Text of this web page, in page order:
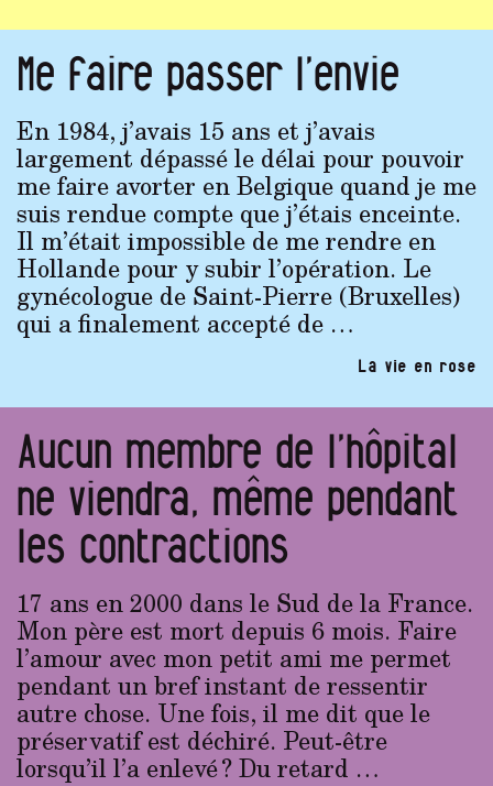
Me faire passer l’envie
En 1984, j’avais 15 ans et j’avais
largement dépassé le délai pour pouvoir
me faire avorter en Belgique quand je me
suis rendue compte que j’étais enceinte.
Il m’était impossible de me rendre en
Hollande pour y subir l’opération. Le
gynécologue de Saint-Pierre (Bruxelles)
qui a finalement accepté de …
La vie en rose
Aucun membre de l’hôpital
ne viendra, même pendant
les contractions
17 ans en 2000 dans le Sud de la France.
Mon père est mort depuis 6 mois. Faire
l’amour avec mon petit ami me permet
pendant un bref instant de ressentir
autre chose. Une fois, il me dit que le
préservatif est déchiré. Peut-être
lorsqu’il l’a enlevé ? Du retard …